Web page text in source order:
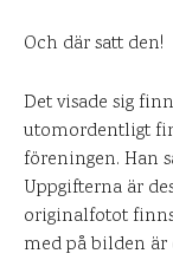
Och där satt den!
Det visade sig
utomordentligt
föreningen. Han
Uppgifterna är
originalfotot
med på bilden